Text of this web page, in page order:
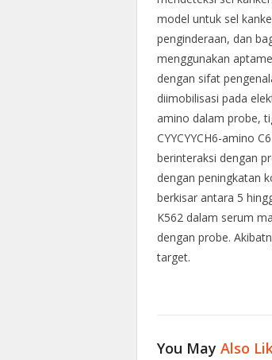
model untuk sel
penginderaan, dan
menggunakan
dengan sifat
diimobilisasi pada
amino dalam probe,
CYYCYYCH6-amino
berinteraksi dengan
dengan peningkatan
berkisar antara 5
K562 dalam serum
dengan probe.
target.
You May Also